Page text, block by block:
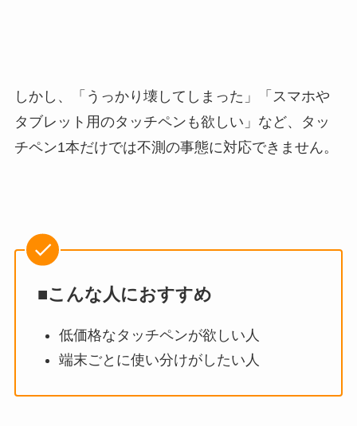
しかし、「うっかり壊してしまった」「スマホや
タブレット用のタッチペンも欲しい」など、タッ
チペン1本だけでは不測の事態に対応できません。
■こんな人におすすめ
低価格なタッチペンが欲しい人
端末ごとに使い分けがしたい人